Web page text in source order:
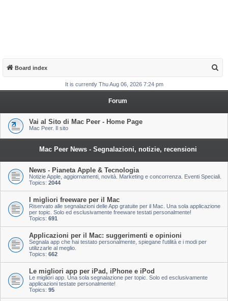
Board index
a
It is currently Thu Aug 06, 2026 7:24 pm
Forum
Vai al Sito di Mac Peer - Home Page
Mac Peer. Il sito
Mac Peer News - Segnalazioni, notizie, recensioni
News - Pianeta Apple & Tecnologia
Notizie Apple, aggiornamenti, novità. Marketing e concorrenza. Eventi Speciali.
Topics: 2044
I migliori freeware per il Mac
Riservato alle segnalazioni delle App gratuite per il Mac. Una sola applicazione
per topic. Solo ed esclusivamente freeware testati personalmente!
Topics: 691
Applicazioni per il Mac: suggerimenti e opinioni
Segnala app che hai testato personalmente, spiegane l'utilità e i modi per
utilizzarle al meglio.
Topics: 662
Le migliori app per iPad, iPhone e iPod
Le migliori app. Una sola segnalazione per topic. Solo ed esclusivamente
applicazioni testate personalmente!
Topics: 95